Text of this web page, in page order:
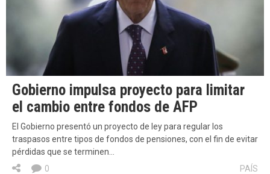
Gobierno impulsa proyecto para limitar
el cambio entre fondos de AFP
El Gobierno presentó un proyecto de ley para regular los
traspasos entre tipos de fondos de pensiones, con el fin de evitar
pérdidas que se terminen…
PAÍS
0